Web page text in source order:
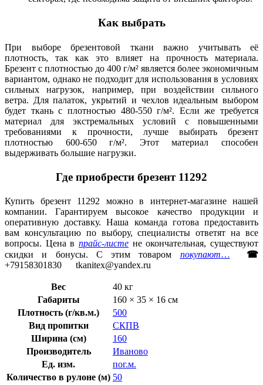
Как выбрать
При выборе брезентовой ткани важно учитывать её
плотность, так как это влияет на прочность материала.
Брезент с плотностью до 400 г/м² является более экономичным
вариантом, однако не подходит для использования в условиях
сильных нагрузок, например, при воздействии сильного
ветра. Для палаток, укрытий и чехлов идеальным выбором
будет ткань с плотностью 480-550 г/м². Если же требуется
материал для экстремальных условий с повышенными
требованиями к прочности, лучше выбирать брезент
плотностью 600-650 г/м². Этот материал способен
выдерживать большие нагрузки.
Где приобрести брезент 11292
Купить брезент 11292 можно в интернет-магазине нашей
компании. Гарантируем высокое качество продукции и
оперативную доставку. Наша команда готова предоставить
вам консультацию по выбору, специалисты ответят на все
вопросы. Цена в прайс-листе не окончательная, существуют
скидки и бонусы. С этим товаром покупают…
☎
+79158301830 tkanitex@yandex.ru
Вес
40 кг
Габариты
160 × 35 × 16 см
Плотность (г/кв.м.)
500
Вид пропитки
СКПВ
Ширина (см)
160
Производитель
Иваново
Ед. изм.
пог.м.
Количество в рулоне (м) 50